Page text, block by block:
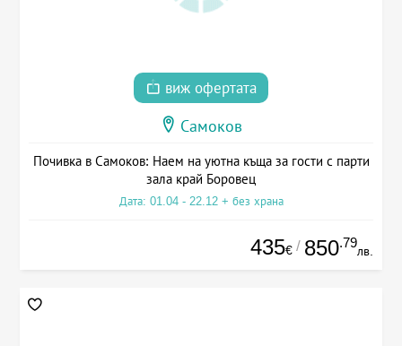
виж офертата
Самоков
Почивка в Самоков: Наем на уютна къща за гости с парти
зала край Боровец
Дата: 01.04 - 22.12 + без храна
435€ / 850.79
лв.